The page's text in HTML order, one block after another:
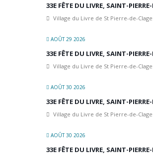
33E FÊTE DU LIVRE, SAINT-
Village du Livre de St Pierre-de-
AOÛT 29 2026
33E FÊTE DU LIVRE, SAINT-
Village du Livre de St Pierre-de-
AOÛT 30 2026
33E FÊTE DU LIVRE, SAINT-
Village du Livre de St Pierre-de-
AOÛT 30 2026
33E FÊTE DU LIVRE, SAINT-